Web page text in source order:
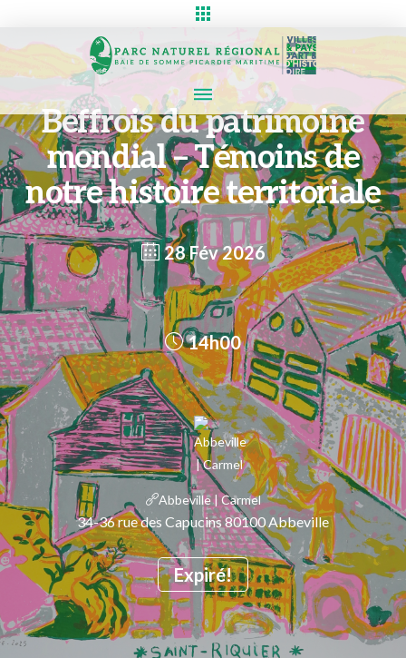
Beffrois du patrimoine
mondial – Témoins de
notre histoire territoriale
28 Fév 2026
Expiré!
14h00
Abbeville | Carmel
34-36 rue des Capucins 80100 Abbeville